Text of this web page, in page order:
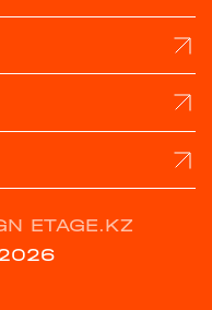
ETAGE.KZ